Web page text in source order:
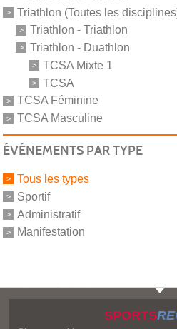
Triathlon (Toutes les
Triathlon - Triathlon
Triathlon - Duathlon
TCSA Mixte 1
TCSA
TCSA Féminine
TCSA Masculine
ÉVÉNEMENTS PAR TYPE
Tous les types
Sportif
Administratif
Manifestation
SPORTS